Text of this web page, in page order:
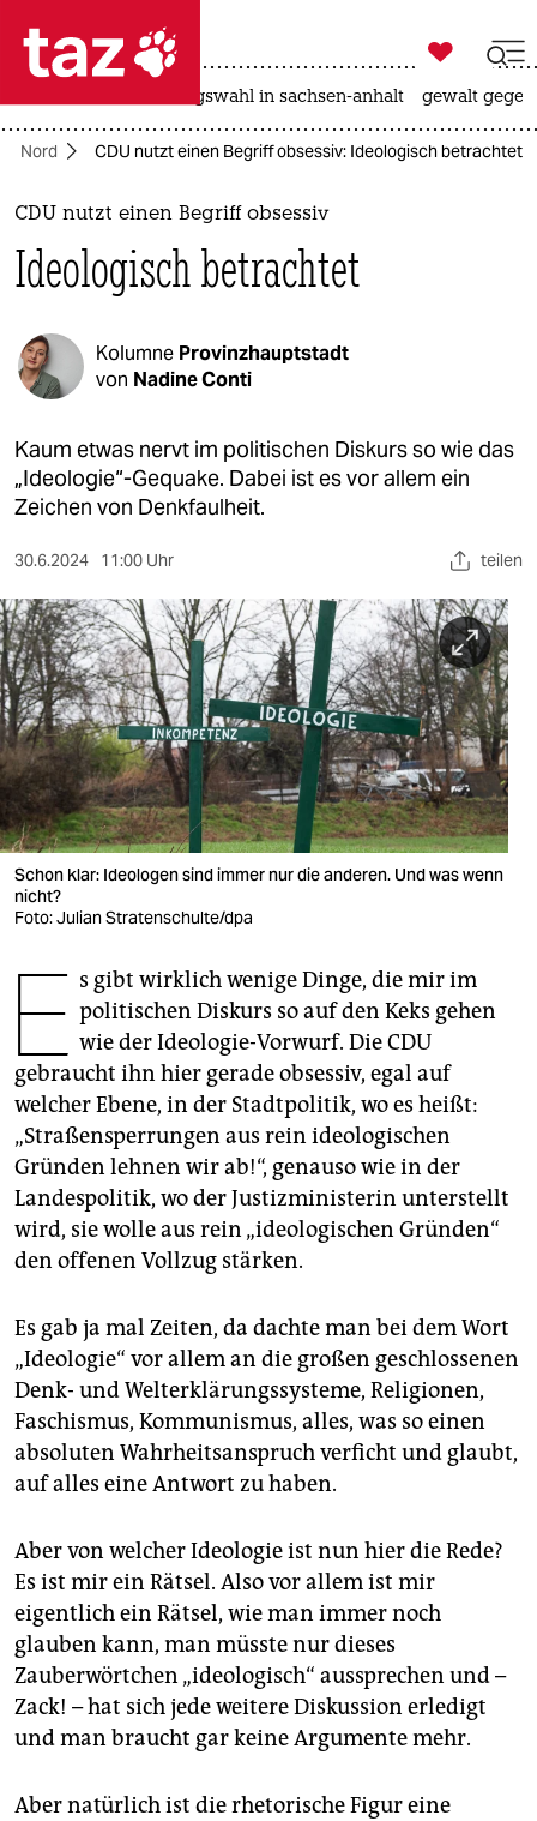
 taz zahl ich
taz zahl ich
themen
politik
öko
gesellschaft
kultur
sport
nord
wahrheit
verlag
verlag
veranstaltungen
shop
fragen & hilfe
genossenschaft
epaper login

taz zahl ich
landtagswahl in sachsen-anhalt gewalt
Nord CDU nutzt einen Begriff obsessiv: Ideologisch betrachtet
CDU nutzt einen Begriff obsessiv
Ideologisch betrachtet
Kolumne Provinzhauptstadt
von Nadine Conti
Kaum etwas nervt im politischen Diskurs so wie das
„Ideologie“-Gequake. Dabei ist es vor allem ein
Zeichen von Denkfaulheit.
30.6.2024 11:00 Uhr teilen
Schon klar: Ideologen sind immer nur die anderen. Und was wenn
nicht?
Foto: Julian Stratenschulte/dpa
E s gibt wirklich wenige Dinge, die mir im
politischen Diskurs so auf den Keks gehen
wie der Ideologie-Vorwurf. Die CDU
gebraucht ihn hier gerade obsessiv, egal auf
welcher Ebene, in der Stadtpolitik, wo es heißt:
„Straßensperrungen aus rein ideologischen
Gründen lehnen wir ab!“, genauso wie in der
Landespolitik, wo der Justizministerin unterstellt
wird, sie wolle aus rein „ideologischen Gründen“
den offenen Vollzug stärken.
Es gab ja mal Zeiten, da dachte man bei dem Wort
„Ideologie“ vor allem an die großen geschlossenen
Denk- und Welterklärungssysteme, Religionen,
Faschismus, Kommunismus, alles, was so einen
absoluten Wahrheitsanspruch verficht und glaubt,
auf alles eine Antwort zu haben.
Aber von welcher Ideologie ist nun hier die Rede?
Es ist mir ein Rätsel. Also vor allem ist mir
eigentlich ein Rätsel, wie man immer noch
glauben kann, man müsste nur dieses
Zauberwörtchen „ideologisch“ aussprechen und –
Zack! – hat sich jede weitere Diskussion erledigt
und man braucht gar keine Argumente mehr.
Aber natürlich ist die rhetorische Figur eine